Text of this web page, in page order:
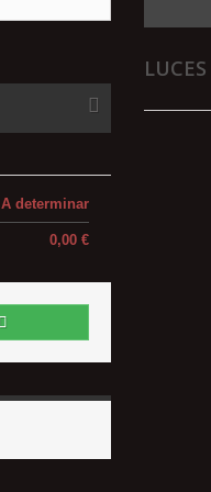
A determinar
0,00 €